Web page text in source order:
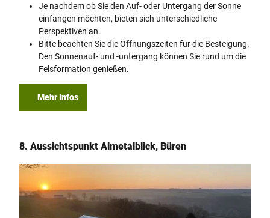
Je nachdem ob Sie den Auf- oder Untergang der Sonne
einfangen möchten, bieten sich unterschiedliche
Perspektiven an.
Bitte beachten Sie die Öffnungszeiten für die Besteigung.
Den Sonnenauf- und -untergang können Sie rund um die
Felsformation genießen.
Mehr Infos
8. Aussichtspunkt Almetalblick, Büren